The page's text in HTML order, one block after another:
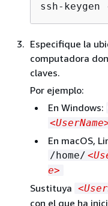
ssh-
Especifique la
computadora
claves.
Por ejemplo:
En Windows:
En macOS,
/home/
e>
Sustituya
con el que ha